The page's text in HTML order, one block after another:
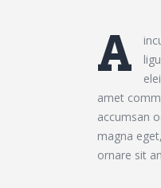
A
amet
accumsan
magna
ornare sit